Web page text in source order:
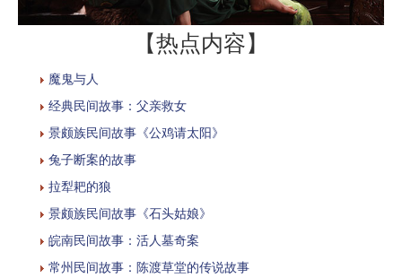
【热点内容】
魔鬼与人
经典民间故事：父亲救女
景颇族民间故事《公鸡请太阳》
兔子断案的故事
拉犁耙的狼
景颇族民间故事《石头姑娘》
皖南民间故事：活人墓奇案
常州民间故事：陈渡草堂的传说故事